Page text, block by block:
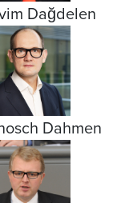
Dağdelen
Dahmen